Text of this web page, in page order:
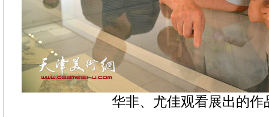
华非、尤佳观看展出的作